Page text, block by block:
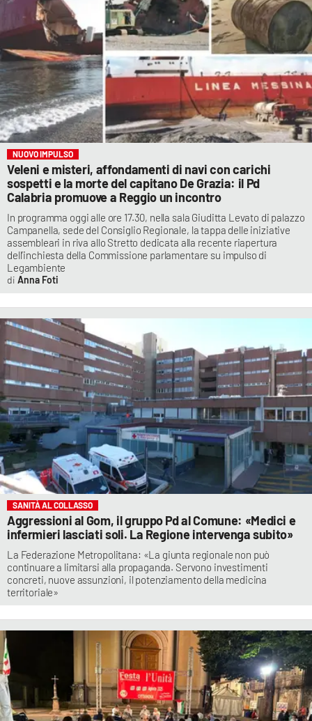
ANDROID
APPLE
NUOVO IMPULSO
Veleni e misteri, affondamenti di navi con carichi
sospetti e la morte del capitano De Grazia: il Pd
Calabria promuove a Reggio un incontro
In programma oggi alle ore 17.30, nella sala Giuditta Levato di palazzo
Campanella, sede del Consiglio Regionale, la tappa delle iniziative
assembleari in riva allo Stretto dedicata alla recente riapertura
dell’inchiesta della Commissione parlamentare su impulso di
Legambiente
Anna Foti
SANITÀ AL COLLASSO
Aggressioni al Gom, il gruppo Pd al Comune: «Medici e
infermieri lasciati soli. La Regione intervenga subito»
La Federazione Metropolitana: «La giunta regionale non può
continuare a limitarsi alla propaganda. Servono investimenti
concreti, nuove assunzioni, il potenziamento della medicina
territoriale»